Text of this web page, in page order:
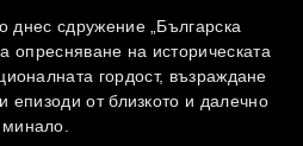
днес сдружение „Българска
опресняване на историческата
гордост, възраждане
епизоди от близкото и далечно
минало.